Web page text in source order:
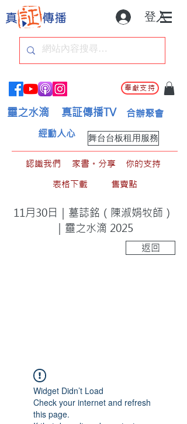
登入
奉獻支持
靈之水滴 真証傳播TV 合辦聚會
舞台台板租用服務
經動人心
認識我們 家書。分享
你的支持
表格下載
售賣點
11月30日｜墓誌銘（陳淑娟牧師）
｜靈之水滴 2025
返回
Widget Didn’t Load
Check your internet and refresh
this page.